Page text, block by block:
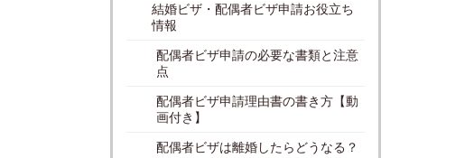
結婚ビザ・配偶者ビザ申請お役立ち
情報
配偶者ビザ申請の必要な書類と注意
点
配偶者ビザ申請理由書の書き方【動
画付き】
配偶者ビザは離婚したらどうなる？